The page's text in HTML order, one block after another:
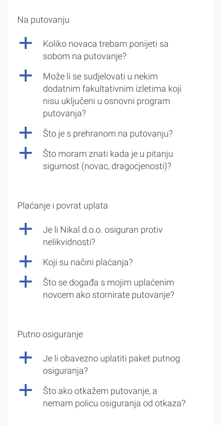
Na putovanju
a
Koliko novaca trebam ponijeti sa
sobom na putovanje?
a
Može li se sudjelovati u nekim
dodatnim fakultativnim izletima koji
nisu uključeni u osnovni program
putovanja?
a Što je s prehranom na putovanju?
a
Što moram znati kada je u pitanju
sigurnost (novac, dragocjenosti)?
Plaćanje i povrat uplata
a
Je li Nikal d.o.o. osiguran protiv
nelikvidnosti?
a Koji su načini plaćanja?
a
Što se događa s mojim uplaćenim
novcem ako stornirate putovanje?
Putno osiguranje
a
Je li obavezno uplatiti paket putnog
osiguranja?
a
Što ako otkažem putovanje, a
nemam policu osiguranja od otkaza?